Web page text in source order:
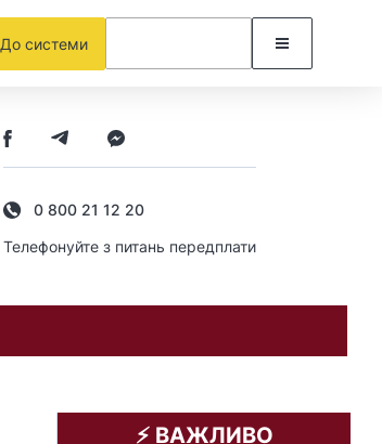
До системи
0 800 21 12 20
Телефонуйте з питань передплати
⚡️ ВАЖЛИВО